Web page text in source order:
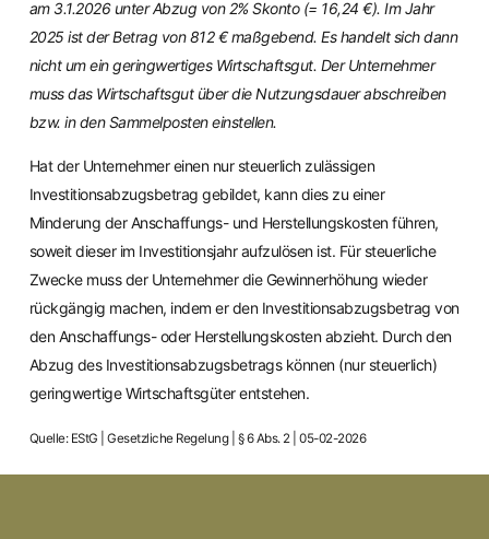
am 3.1.2026 unter Abzug von 2% Skonto (= 16,24 €). Im Jahr
2025 ist der Betrag von 812 € maßgebend. Es handelt sich dann
nicht um ein geringwertiges Wirtschaftsgut. Der Unternehmer
muss das Wirtschaftsgut über die Nutzungsdauer abschreiben
bzw. in den Sammelposten einstellen.
Hat der Unternehmer einen nur steuerlich zulässigen
Investitionsabzugsbetrag gebildet, kann dies zu einer
Minderung der Anschaffungs- und Herstellungskosten führen,
soweit dieser im Investitionsjahr aufzulösen ist. Für steuerliche
Zwecke muss der Unternehmer die Gewinnerhöhung wieder
rückgängig machen, indem er den Investitionsabzugsbetrag von
den Anschaffungs- oder Herstellungskosten abzieht. Durch den
Abzug des Investitionsabzugsbetrags können (nur steuerlich)
geringwertige Wirtschaftsgüter entstehen.
Quelle: EStG | Gesetzliche Regelung | § 6 Abs. 2 | 05-02-2026